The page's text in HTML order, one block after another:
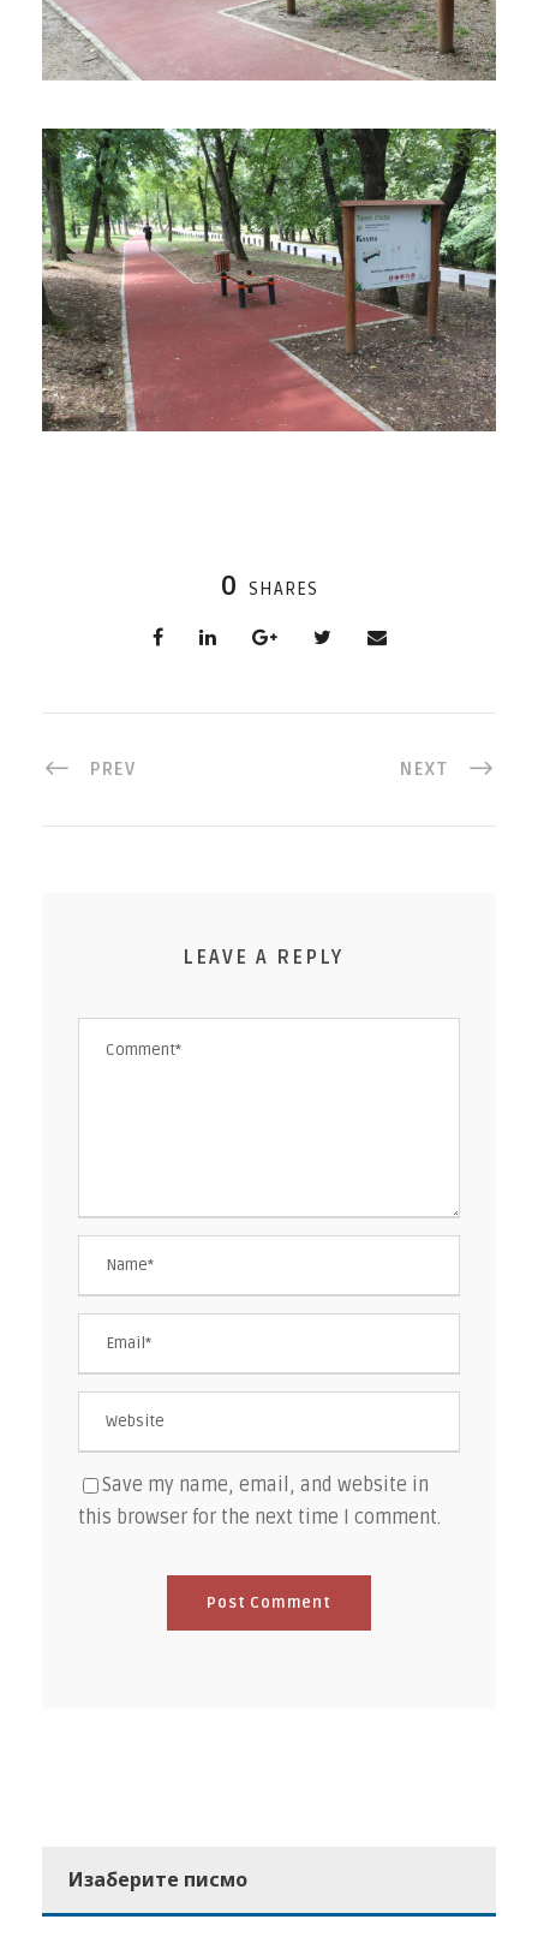
0 SHARES
PREV NEXT
LEAVE A REPLY
Save my name, email, and website in
this browser for the next time I comment.
Изаберите писмо